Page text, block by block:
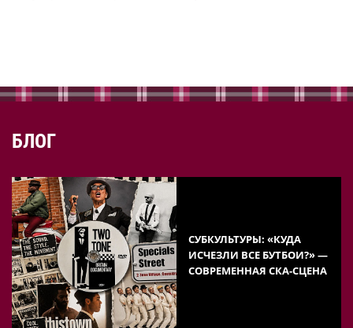
БЛОГ
СУБКУЛЬТУРЫ: «КУДА
ИСЧЕЗЛИ ВСЕ БУТБОИ?» —
СОВРЕМЕННАЯ СКА-СЦЕНА